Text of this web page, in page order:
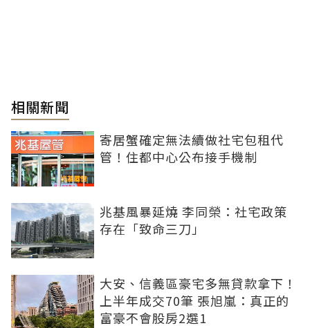
相關新聞
寄居蟹確定無法續做社宅包租代
管！住都中心公布接手機制
兆基風暴延燒 李同榮：社宅政策
存在「致命三刀」
大安、信義區豪宅多無貸款拿下！
上半年成交70筆 張旭嵐：真正的
富豪不會股房2選1